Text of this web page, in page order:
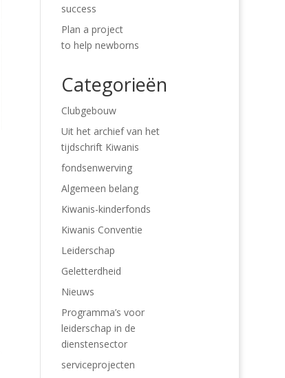
success
Plan a project
to help newborns
Categorieën
Clubgebouw
Uit het archief van het
tijdschrift Kiwanis
fondsenwerving
Algemeen belang
Kiwanis-kinderfonds
Kiwanis Conventie
Leiderschap
Geletterdheid
Nieuws
Programma’s voor
leiderschap in de
dienstensector
serviceprojecten